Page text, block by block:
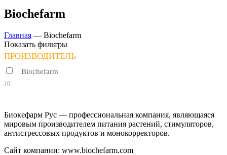
Biochefarm
Главная — Biochefarm
Показать фильтры
ПРОИЗВОДИТЕЛЬ
Biochefarm
10
Биокефарм Рус — профессиональная компания, являющаяся
мировым производителем питания растений, стимуляторов,
антистрессовых продуктов и монокорректоров.
Сайт компании: www.biochefarm.com